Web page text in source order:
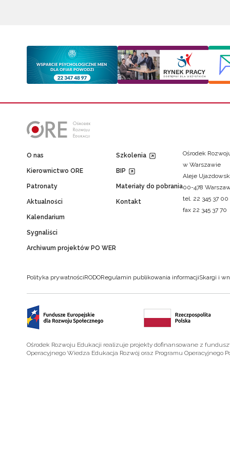
O nas
Kierownictwo ORE
Patronaty
Aktualności
Kalendarium
Sygnaliści
Archiwum projektów PO WER
Szkolenia
BIP
Materiały do pobrania
Kontakt
Ośrodek
w Warszawie
Aleje
00-478
tel. 22 345 37 00
fax 22 345 37 70
Polityka prywatnościRODORegulamin publikowania informacjiSkargi i
Ośrodek Rozwoju Edukacji realizuje projekty dofinansowane z
Operacyjnego Wiedza Edukacja Rozwój oraz Programu Operacyjnego